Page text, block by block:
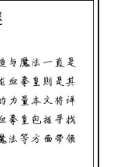
之谜